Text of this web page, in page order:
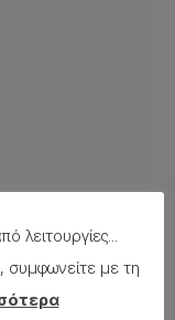
Monica
λειτουργίες...
συμφωνείτε με τη